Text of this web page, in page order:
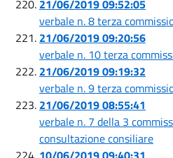
21/06/2019 09:52:05
verbale n. 8 terza
21/06/2019 09:20:56
verbale n. 10 terza
21/06/2019 09:19:32
verbale n. 9 terza
21/06/2019 08:55:41
verbale n. 7 della 3
consultazione consiliare